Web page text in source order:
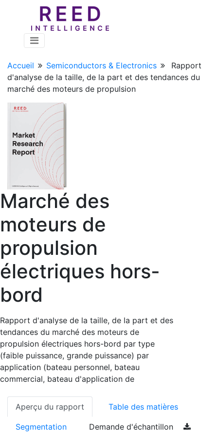
Accueil Semiconductors & Electronics
Rapport
d'analyse de la taille, de la part et des tendances du
marché des moteurs de propulsion
Marché des
moteurs de
propulsion
électriques hors-
bord
Rapport d'analyse de la taille, de la part et des
tendances du marché des moteurs de
propulsion électriques hors-bord par type
(faible puissance, grande puissance) par
application (bateau personnel, bateau
commercial, bateau d'application de
Aperçu du rapport Table des matières
Segmentation Demande d'échantillon